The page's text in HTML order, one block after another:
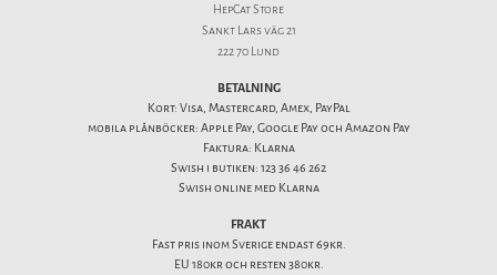
HepCat Store
Sankt Lars väg 21
222 70 Lund
BETALNING
Kort: Visa, Mastercard, Amex, PayPal
mobila plånböcker: Apple Pay, Google Pay och Amazon Pay
Faktura: Klarna
Swish i butiken: 123 36 46 262
Swish online med Klarna
FRAKT
Fast pris inom Sverige endast 69kr.
EU 180kr och resten 380kr.